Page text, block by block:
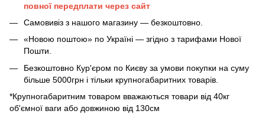
повної передплати через сайт
Самовивіз з нашого магазину — безкоштовно.
«Новою поштою» по Україні — згідно з тарифами Нової
Пошти.
Безкоштовно Кур'єром по Києву за умови покупки на суму
більше 5000грн і тільки крупногабаритних товарів.
*Крупногабаритним товаром вважаються товари від 40кг
об'ємної ваги або довжиною від 130см